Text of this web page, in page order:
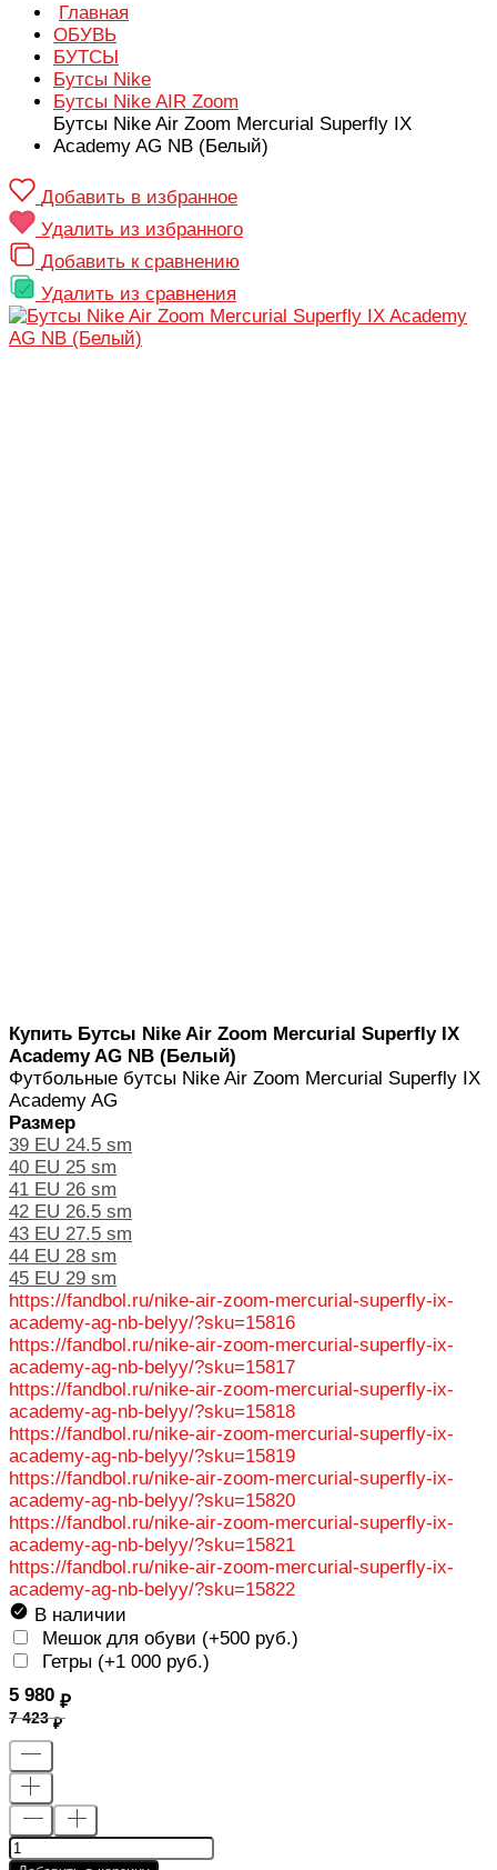
Главная
ОБУВЬ
БУТСЫ
Бутсы Nike
Бутсы Nike AIR Zoom
Бутсы Nike Air Zoom Mercurial Superfly IX
Academy AG NB (Белый)
Добавить в избранное
Удалить из избранного
Добавить к сравнению
Удалить из сравнения
Купить Бутсы Nike Air Zoom Mercurial Superfly IX
Academy AG NB (Белый)
Футбольные бутсы Nike Air Zoom Mercurial Superfly IX
Academy AG
Размер
39 EU 24.5 sm
40 EU 25 sm
41 EU 26 sm
42 EU 26.5 sm
43 EU 27.5 sm
44 EU 28 sm
45 EU 29 sm
https://fandbol.ru/nike-air-zoom-mercurial-superfly-ix-
academy-ag-nb-belyy/?sku=15816
https://fandbol.ru/nike-air-zoom-mercurial-superfly-ix-
academy-ag-nb-belyy/?sku=15817
https://fandbol.ru/nike-air-zoom-mercurial-superfly-ix-
academy-ag-nb-belyy/?sku=15818
https://fandbol.ru/nike-air-zoom-mercurial-superfly-ix-
academy-ag-nb-belyy/?sku=15819
https://fandbol.ru/nike-air-zoom-mercurial-superfly-ix-
academy-ag-nb-belyy/?sku=15820
https://fandbol.ru/nike-air-zoom-mercurial-superfly-ix-
academy-ag-nb-belyy/?sku=15821
https://fandbol.ru/nike-air-zoom-mercurial-superfly-ix-
academy-ag-nb-belyy/?sku=15822
В наличии
Мешок для обуви (+500 руб.)
Гетры (+1 000 руб.)
5 980
7 423